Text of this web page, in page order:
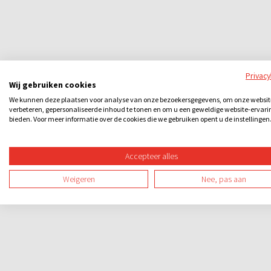
Wij gebruiken cookies
We kunnen deze plaatsen voor analyse van onze bezoekersgegevens, om onze
verbeteren, gepersonaliseerde inhoud te tonen en om u een geweldige website-
bieden. Voor meer informatie over de cookies die we gebruiken opent u de instellingen.
Accepteer alles
Weigeren Nee, pas aan